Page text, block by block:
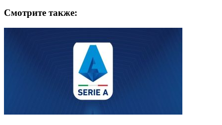
Смотрите также: